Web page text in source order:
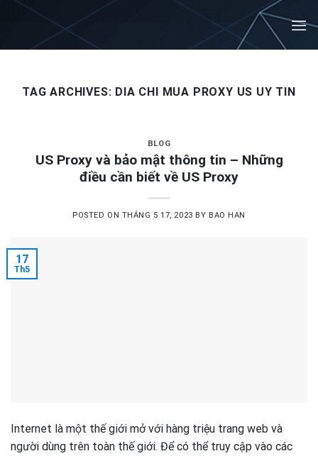
Skip
content
TAG ARCHIVES: DIA CHI MUA PROXY US UY TIN
BLOG
US Proxy và bảo mật thông tin – Những
điều cần biết về US Proxy
POSTED ON THÁNG 5 17, 2023 BY BAO HAN
17
Th5
Internet là một thế giới mở với hàng triệu trang web và
người dùng trên toàn thế giới. Để có thể truy cập vào các